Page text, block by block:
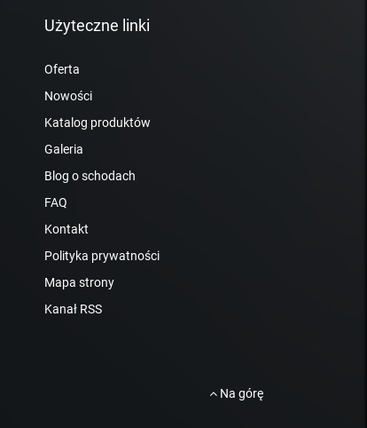
Użyteczne linki
Oferta
Nowości
Katalog produktów
Galeria
Blog o schodach
FAQ
Kontakt
Polityka prywatności
Mapa strony
Kanał RSS
Na górę